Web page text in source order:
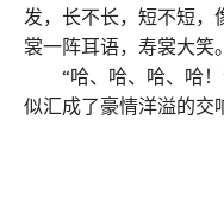
发，长不长，短不短，
裳一阵耳语，寿裳大笑。
“哈、哈、哈、哈！
似汇成了豪情洋溢的交